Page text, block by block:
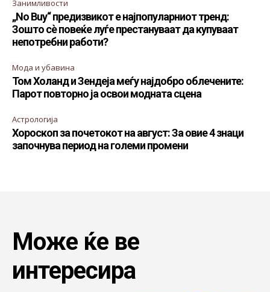
Занимливости
„No Buy“ предизвикот е најпопуларниот тренд:
Зошто сè повеќе луѓе престануваат да купуваат
непотребни работи?
Мода и убавина
Том Холанд и Зендеја меѓу најдобро облечените:
Парот повторно ја освои модната сцена
Астрологија
Хороскоп за почетокот на август: За овие 4 знаци
започнува период на големи промени
Може ќе ве
интересира